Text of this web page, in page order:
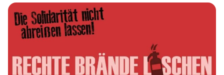
äußere Bild der CSDs erinnern optisch mehr an […]